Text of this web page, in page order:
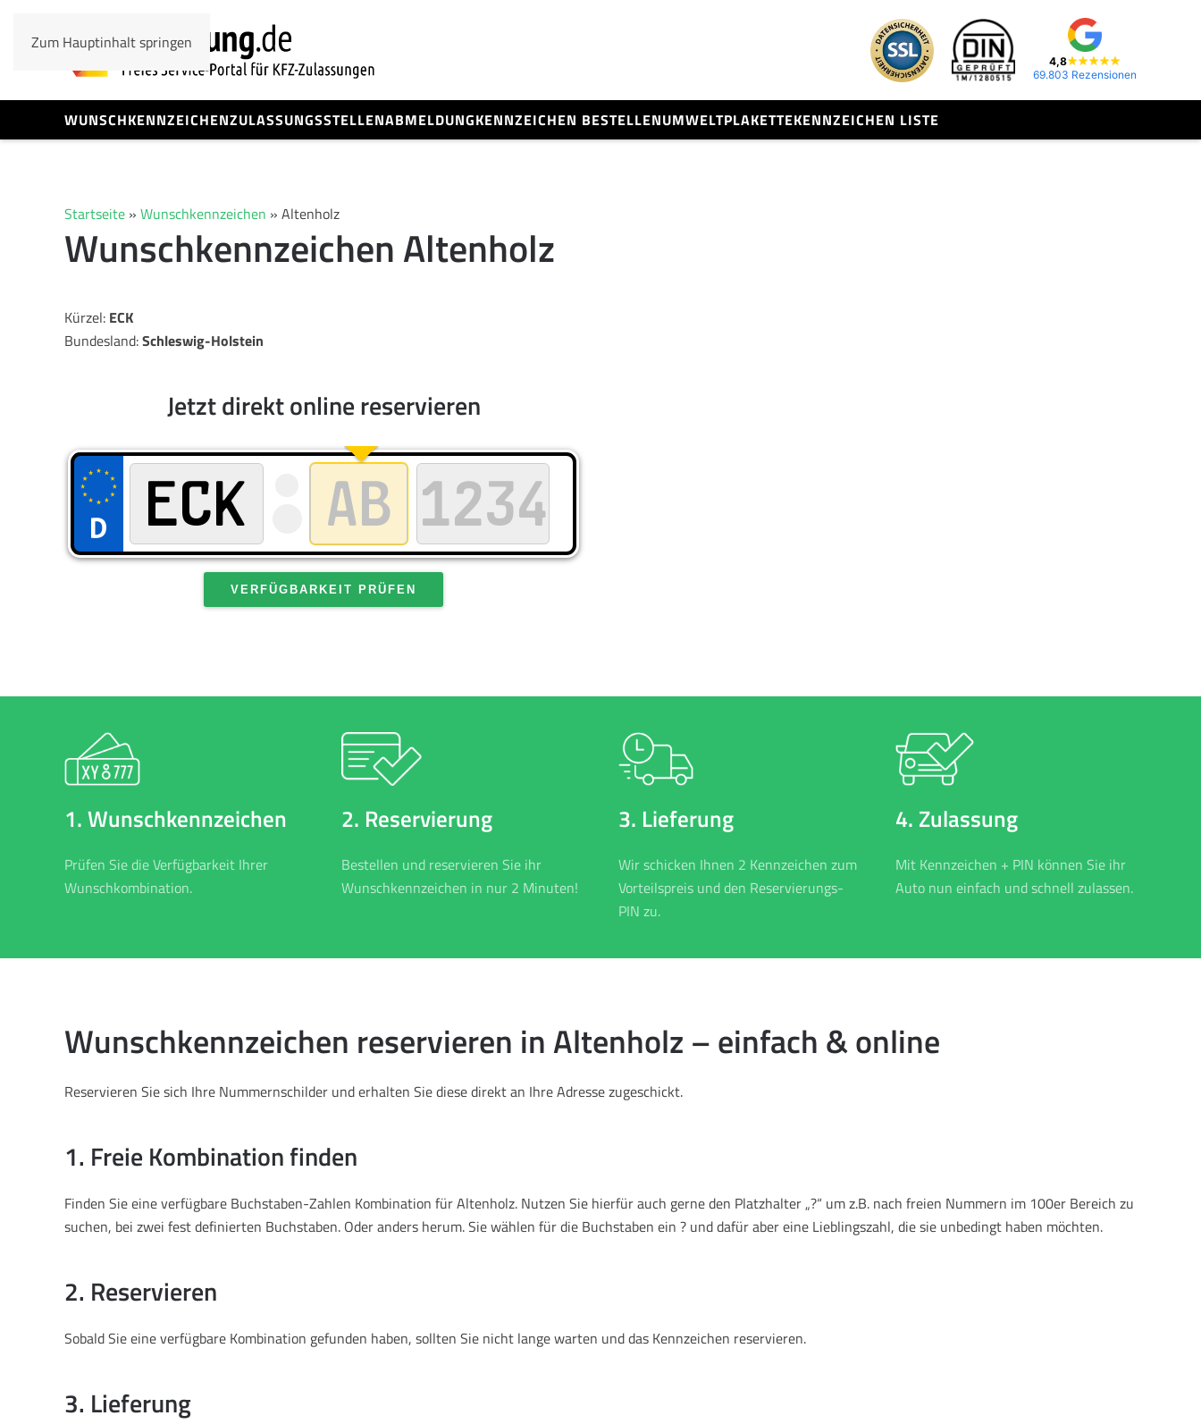
Zum Hauptinhalt springen
4,8
69.803 Rezensionen
WUNSCHKENNZEICHENZULASSUNGSSTELLENABMELDUNGKENNZEICHEN BESTELLENUMWELTPLAKETTEKENNZEICHEN LISTE
Startseite » Wunschkennzeichen » Altenholz
Wunschkennzeichen Altenholz
Kürzel: ECK
Bundesland:Schleswig-Holstein
Jetzt direkt online reservieren
VERFÜGBARKEIT PRÜFEN
1. Wunschkennzeichen
Prüfen Sie die Verfügbarkeit Ihrer
Wunschkombination.
2. Reservierung
Bestellen und reservieren Sie ihr
Wunschkennzeichen in nur 2 Minuten!
3. Lieferung
Wir schicken Ihnen 2 Kennzeichen zum
Vorteilspreis und den Reservierungs-
PIN zu.
4. Zulassung
Mit Kennzeichen + PIN können Sie ihr
Auto nun einfach und schnell zulassen.
Wunschkennzeichen reservieren in Altenholz – einfach & online
Reservieren Sie sich Ihre Nummernschilder und erhalten Sie diese direkt an Ihre Adresse zugeschickt.
1. Freie Kombination finden
Finden Sie eine verfügbare Buchstaben-Zahlen Kombination für Altenholz. Nutzen Sie hierfür auch gerne den Platzhalter „?“ um z.B. nach freien Nummern im 100er Bereich zu
suchen, bei zwei fest definierten Buchstaben. Oder anders herum. Sie wählen für die Buchstaben ein ? und dafür aber eine Lieblingszahl, die sie unbedingt haben möchten.
2. Reservieren
Sobald Sie eine verfügbare Kombination gefunden haben, sollten Sie nicht lange warten und das Kennzeichen reservieren.
3. Lieferung